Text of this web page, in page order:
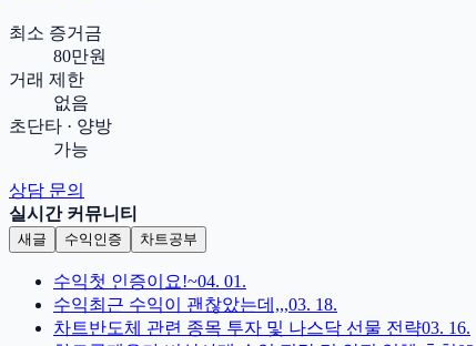
최소 증거금
80만원
거래 제한
없음
초단타 · 양방
가능
상담 문의
실시간 커뮤니티
새글 수익인증 차트공부
수익첫 인증이요!~04. 01.
수익최근 수익이 괜찮았는데,,,03. 18.
차트반도체 관련 종목 투자 및 나스닥 선물 전략03. 16.